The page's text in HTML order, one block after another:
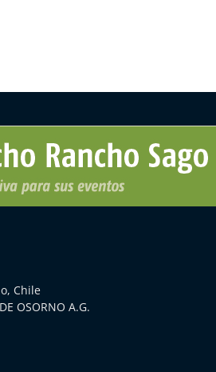
Chile
OSORNO A.G.